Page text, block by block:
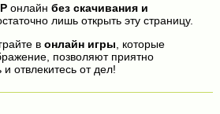
онлайн без скачивания и
лишь открыть эту страницу.
в онлайн игры , которые
позволяют приятно
и отвлекитесь от дел!